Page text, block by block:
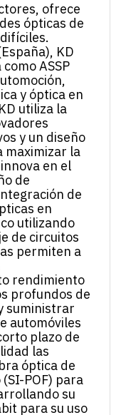
ofrece
ópticas de
KD
ASSP
y óptica en
utiliza la
y un diseño
maximizar la
en el
de
de
en
utilizando
de circuitos
permiten a
rendimiento
profundos de
suministrar
automóviles
plazo de
las
óptica de
POF) para
su
para su uso